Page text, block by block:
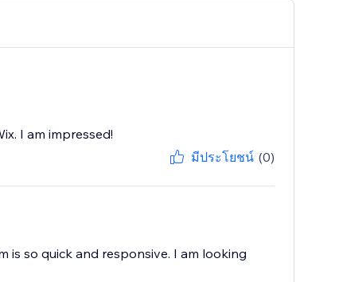
I am impressed!
มีประโยชน์ (0)
is so quick and responsive. I am looking